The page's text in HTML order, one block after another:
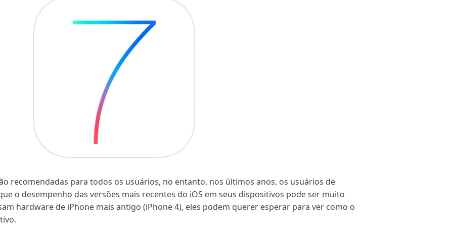
recomendadas para todos os usuários, no entanto, nos últimos anos, os usuários de
o desempenho das versões mais recentes do iOS em seus dispositivos pode ser muito
hardware de iPhone mais antigo (iPhone 4), eles podem querer esperar para ver como o